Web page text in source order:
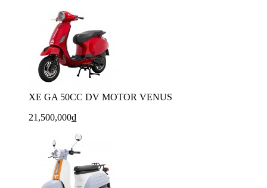
XE GA 50CC DV MOTOR VENUS
21,500,000₫